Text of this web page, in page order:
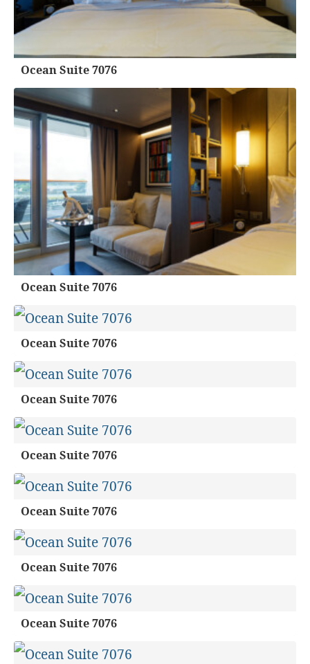
Ocean Suite 7076
Ocean Suite 7076
Ocean Suite 7076
Ocean Suite 7076
Ocean Suite 7076
Ocean Suite 7076
Ocean Suite 7076
Ocean Suite 7076